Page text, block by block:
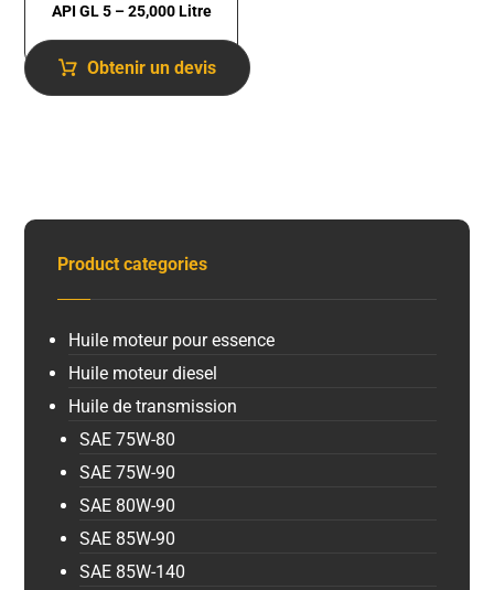
API GL 5 – 25,000 Litre
Obtenir un devis
Product categories
Huile moteur pour essence
Huile moteur diesel
Huile de transmission
SAE 75W-80
SAE 75W-90
SAE 80W-90
SAE 85W-90
SAE 85W-140